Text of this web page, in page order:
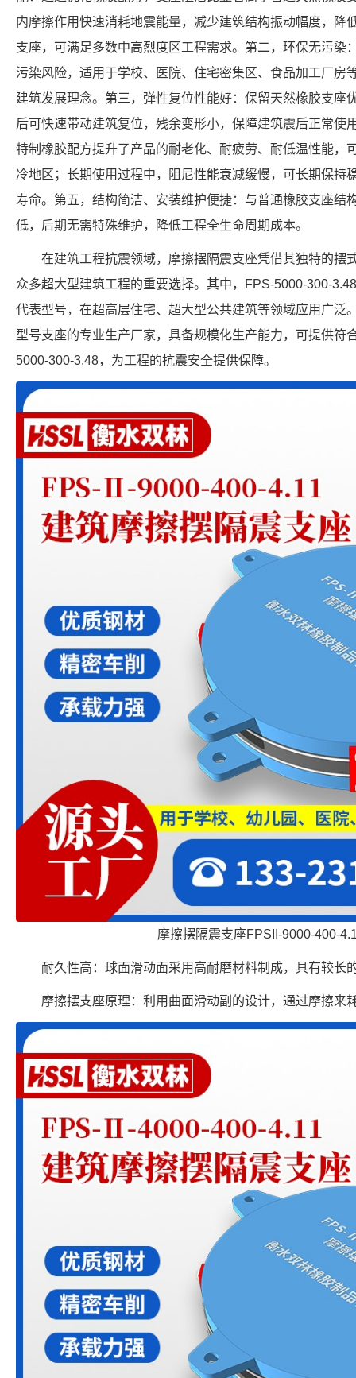
内摩擦作用快速消耗地震能量，减少建筑结构振动幅度，降
支座，可满足多数中高烈度区工程需求。第二，环保无污染
污染风险，适用于学校、医院、住宅密集区、食品加工厂房
建筑发展理念。第三，弹性复位性能好：保留天然橡胶支座
后可快速带动建筑复位，残余变形小，保障建筑震后正常使
特制橡胶配方提升了产品的耐老化、耐疲劳、耐低温性能，
冷地区；长期使用过程中，阻尼性能衰减缓慢，可长期保持
寿命。第五，结构简洁、安装维护便捷：与普通橡胶支座结
低，后期无需特殊维护，降低工程全生命周期成本。
在建筑工程抗震领域，摩擦摆隔震支座凭借其独特的摆
众多超大型建筑工程的重要选择。其中，FPS-5000-300-
代表型号，在超高层住宅、超大型公共建筑等领域应用广泛
型号支座的专业生产厂家，具备规模化生产能力，可提供符
5000-300-3.48，为工程的抗震安全提供保障。
摩擦摆隔震支座FPSII-9000-400-
耐久性高：球面滑动面采用高耐磨材料制成，具有较长
摩擦摆支座原理：利用曲面滑动副的设计，通过摩擦来